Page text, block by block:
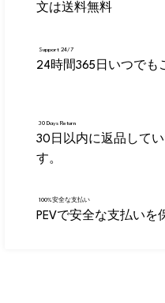
文は送料無料
Support 24/7
24時間365日いつでも
30 Days Return
30日以内に返品して
す。
100%安全な支払い
PEVで安全な支払いを